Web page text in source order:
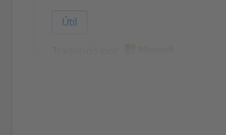
Útil